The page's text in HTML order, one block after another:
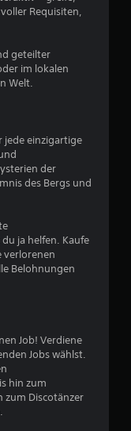
4
5
n
5
S
t
r
n
e
Requisiten,
geteilter
im lokalen
Welt.
jede einzigartige
der
des Bergs und
ja helfen. Kaufe
verlorenen
Belohnungen
Job! Verdiene
Jobs wählst.
hin zum
zum Discotänzer